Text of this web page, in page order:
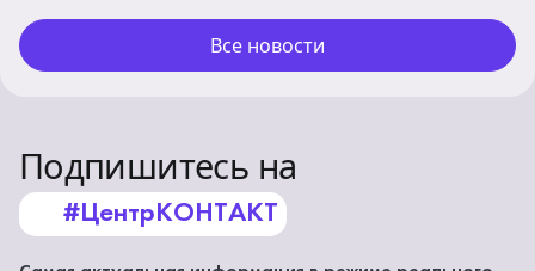
Все новости
Подпишитесь на
#ЦентрКОНТАКТ